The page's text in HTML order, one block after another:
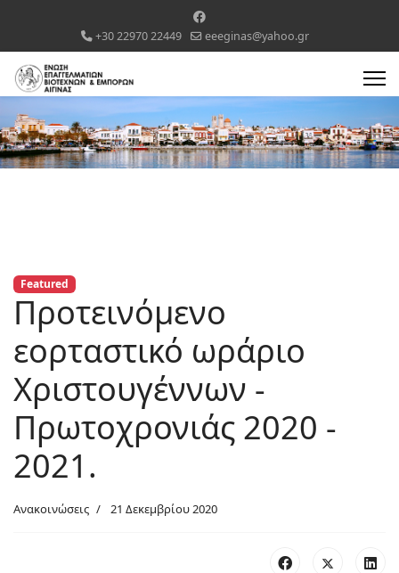
+30 22970 22449 eeeginas@yahoo.gr
Featured
Προτεινόμενο
εορταστικό ωράριο
Χριστουγέννων -
Πρωτοχρονιάς 2020 -
2021.
Ανακοινώσεις 21 Δεκεμβρίου 2020